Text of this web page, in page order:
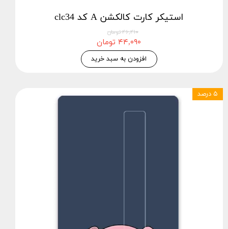
استیکر کارت کالکشن A کد clc34
۴۶,۴۱۰ تومان
۴۴,۰۹۰ تومان
افزودن به سبد خرید
۵ درصد